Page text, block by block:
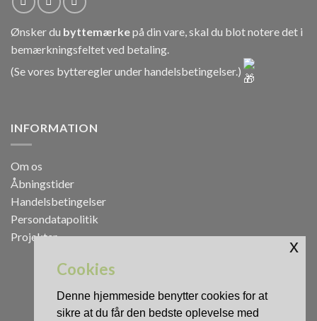
Ønsker du byttemærkepå din vare, skal du blot notere det i
bemærkningsfeltet ved betaling.
(Se vores bytteregler underhandelsbetingelser.)
INFORMATION
Om os
Åbningstider
Handelsbetingelser
Persondatapolitik
Projekter
Cookies
Denne hjemmeside benytter cookies for at
sikre at du får den bedste oplevelse med
x